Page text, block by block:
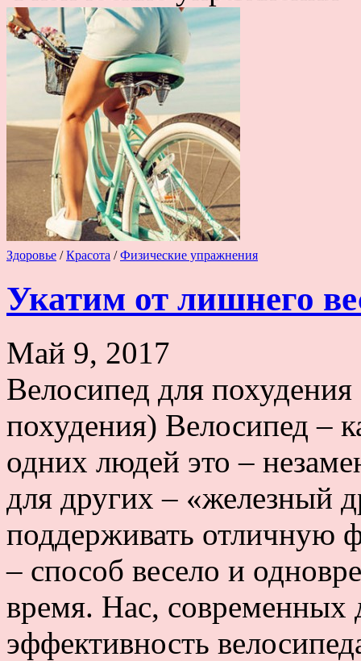
Здоровье /Красота /Физические упражнения
Укатим от лишнего
Май 9, 2017
Велосипед для похудения
похудения) Велосипед –
одних людей это –
для других – «железный
поддерживать отличную
– способ весело и
время. Нас, современных
эффективность